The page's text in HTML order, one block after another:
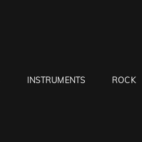
INSTRUMENTS ROCK